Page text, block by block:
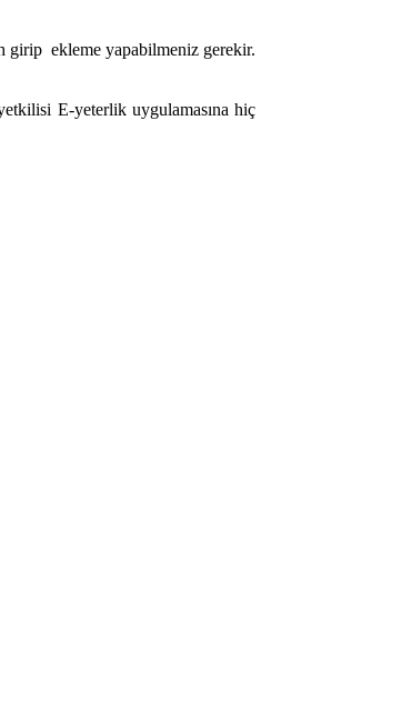
girip ekleme yapabilmeniz gerekir.
E-yeterlik uygulamasına hiç